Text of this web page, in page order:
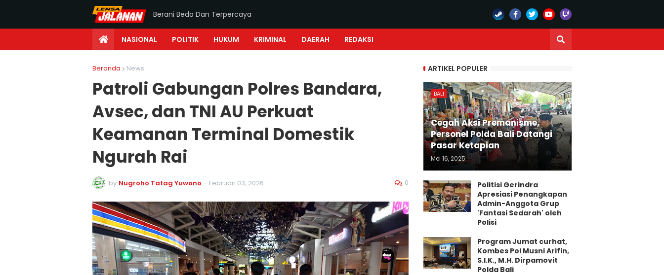
Berani Beda Dan Terpercaya
NASIONAL POLITIK HUKUM KRIMINAL DAERAH REDAKSI
Beranda News
Patroli Gabungan Polres Bandara,
Avsec, dan TNI AU Perkuat
Keamanan Terminal Domestik
Ngurah Rai
by Nugroho Tatag Yuwono - Februari 03, 2026 0
ARTIKEL POPULER
BALI
Cegah Aksi Premanisme,
Personel Polda Bali Datangi
Pasar Ketapian
Mei 16, 2025
Politisi Gerindra
Apresiasi Penangkapan
Admin-Anggota Grup
'Fantasi Sedarah' oleh
Polisi
Program Jumat curhat,
Kombes Pol Musni Arifin,
S.I.K., M.H. Dirpamovit
Polda Bali